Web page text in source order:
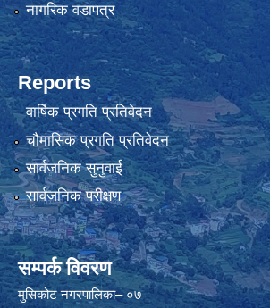
नागरिक वडापत्र
Reports
वार्षिक प्रगति प्रतिवेदन
चौमासिक प्रगति प्रतिवेदन
सार्वजनिक सुनुवाई
सार्वजनिक परीक्षण
सम्पर्क विवरण
मुसिकोट नगरपालिका– ०७